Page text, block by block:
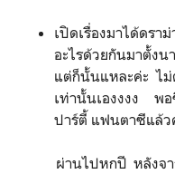
เปิดเรื่องมาได้ดร
อะไรด้วยกันมาตั้ง
แต่ก็นั้นแหละค่ะ ไม่
เท่านั้นเองงงง พ
ปาร์ตี้ แฟนตาซีแล้ว
ผ่านไปหกปี หลังจากห